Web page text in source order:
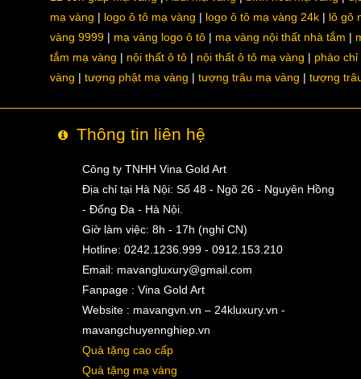
mạ vàng
logo ô tô mạ vàng logo ô tô mạ vàng 24k
lô gô
vàng 9999
mạ vàng logo ô tô mạ vàng nội thất nhà tắm
tắm mạ vàng
nội thất ô tô nội thất ô tô mạ vàng
phào chỉ
vàng
tượng phật mạ vàng tượng trâu mạ vàng tượng
Thông tin liên hệ
Công ty TNHH Vina Gold Art
Địa chỉ tại Hà Nội: Số 48 - Ngõ 26 - Nguyên Hồng
- Đống Đa - Hà Nội.
Giờ làm việc: 8h - 17h (nghỉ CN)
Hotline: 0242.1236.999 - 0912.153.210
Email: mavangluxury@gmail.com
Fanpage : Vina Gold Art
Website : mavangvn.vn – 24kluxury.vn -
mavangchuyennghiep.vn
Quà tặng cao cấp
Quà tặng mạ vàng